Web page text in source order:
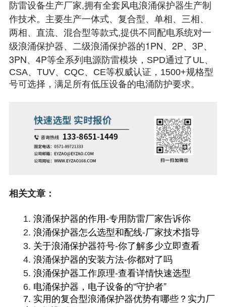
防雷设备生产厂家,拥有全套风电浪涌保护器生产制
作技术。主要生产一体式、复合型、单相、三相、
两相、直流、混合型等款式,提供不同配电系统对一
级浪涌保护器、二级浪涌保护器的1PN、2P、3P、
3PN、4P等全系列电源防雷模块，SPD通过了UL、
CSA、TUV、CQC、CE等权威认证，1500+规格型
号可选择，满足所有低压设备的电涌防护要求。
相关文章：
1. 浪涌保护器的作用-专用防雷厂家告诉你
2. 浪涌保护器怎么选型和配线-厂家技术指导
3. 关于浪涌保护器符号-你了解多少立即查看
4. 浪涌保护器的安装方法-你都对了吗
5. 浪涌保护器工作原理-查看详情快速选型
6. 电涌保护器，电子设备的“守护者”
7. 实用的复合型浪涌保护器优势有哪些？实力厂